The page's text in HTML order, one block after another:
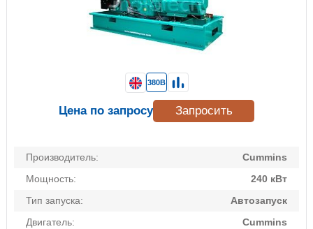
Производитель:
Cummins
Мощность:
240 кВт
Тип запуска:
Автозапуск
Двигатель:
Cummins
380В
Цена по запросу Запросить